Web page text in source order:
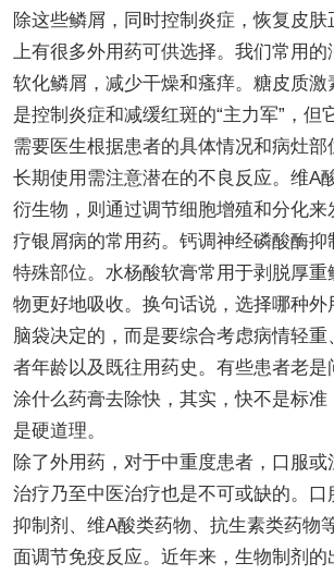
除这些鳞屑，同时控制炎症，恢复皮肤
上有很多外用药可供选择。我们常用
软化鳞屑，减少干燥和瘙痒。糖皮质激
是控制炎症和减缓红斑的“主力军”，但
需要医生根据患者的具体情况和病灶部
长期使用需注意潜在的不良反应。维A
衍生物，则通过调节细胞增殖和分化来
疗银屑病的常用药。钙调神经磷酸酶抑
特殊部位。水杨酸软膏常用于剥脱厚重
物更好地吸收。换句话说，选择哪种外
脑袋决定的，而是要综合考虑病情轻重
者年龄以及既往用药史。有些患者老是
涂什么药膏去除快，其实，快不是标准
是硬道理。
除了外用药，对于中重度患者，口服或
治疗乃至中医治疗也是不可或缺的。口
抑制剂、维A酸类药物、抗生素类药物
面调节免疫反应。近年来，生物制剂的